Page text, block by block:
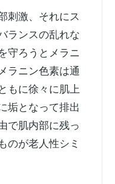
刺激、それにス
ランスの乱れな
守ろうとメラニ
ラニン色素は通
もに徐々に肌上
垢となって排出
で肌内部に残っ
のが老人性シミ